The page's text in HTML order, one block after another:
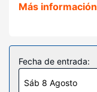
en Oakland.
Te sentirás como
172 habitaciones
pantalla plana. La
contacto con los
Más información
Fecha de entrada:
Sáb 8 Agosto